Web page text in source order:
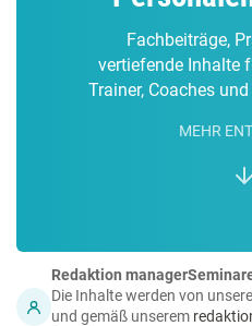
Fachbeiträge,
vertiefende Inhalte
Trainer, Coaches
MEHR
Redaktion
Die Inhalte werden von
und gemäß unserem